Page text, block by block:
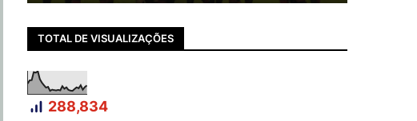
TOTAL DE VISUALIZAÇÕES
288,834